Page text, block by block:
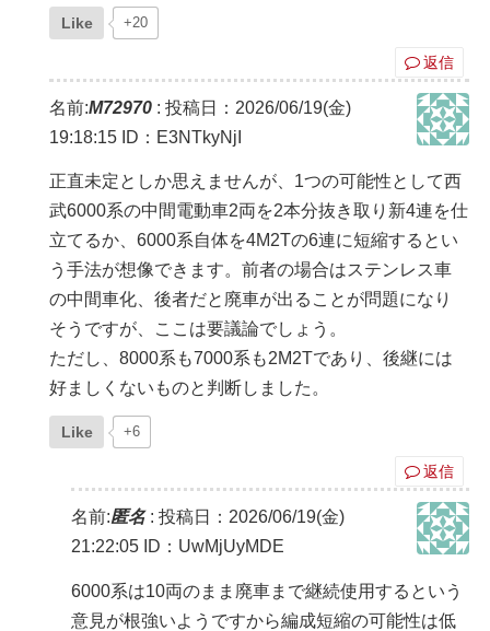
Like +20
返信
名前:M72970 : 投稿日：2026/06/19(金)
19:18:15 ID：E3NTkyNjI
正直未定としか思えませんが、1つの可能性として西
武6000系の中間電動車2両を2本分抜き取り新4連を仕
立てるか、6000系自体を4M2Tの6連に短縮するとい
う手法が想像できます。前者の場合はステンレス車
の中間車化、後者だと廃車が出ることが問題になり
そうですが、ここは要議論でしょう。
ただし、8000系も7000系も2M2Tであり、後継には
好ましくないものと判断しました。
Like +6
返信
名前:匿名: 投稿日：2026/06/19(金)
21:22:05 ID：UwMjUyMDE
6000系は10両のまま廃車まで継続使用するという
意見が根強いようですから編成短縮の可能性は低